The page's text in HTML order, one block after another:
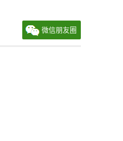
微信朋友圈